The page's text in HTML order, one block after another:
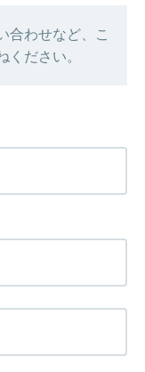
合わせなど、こ
ください。